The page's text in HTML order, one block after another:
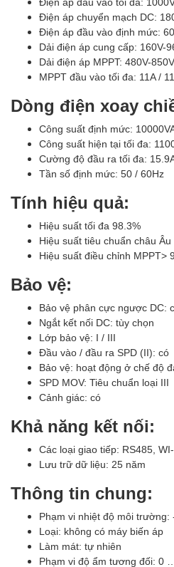
Điện áp chuyển mạch DC:
Điện áp đầu vào định mức:
Dải điện áp cung cấp: 160V-
Dải điện áp MPPT: 480V-850V
MPPT đầu vào tối đa: 11A /
Dòng điện xoay
Công suất định mức:
Công suất hiện tại tối đa:
Cường độ đầu ra tối đa:
Tần số định mức: 50 / 60Hz
Tính hiệu quả:
Hiệu suất tối đa 98.3%
Hiệu suất tiêu chuẩn châu Âu
Hiệu suất điều chỉnh MPPT>
Bảo vệ:
Bảo vệ phân cực ngược DC:
Ngắt kết nối DC: tùy chọn
Lớp bảo vệ: I / III
Đầu vào / đầu ra SPD (II): có
Bảo vệ: hoạt động ở chế độ
SPD MOV: Tiêu chuẩn loại III
Cảnh giác: có
Khả năng kết nối:
Các loại giao tiếp: RS485,
Lưu trữ dữ liệu: 25 năm
Thông tin chung:
Phạm vi nhiệt độ môi
Loại: không có máy biến áp
Làm mát: tự nhiên
Phạm vi độ ẩm tương đối: 0